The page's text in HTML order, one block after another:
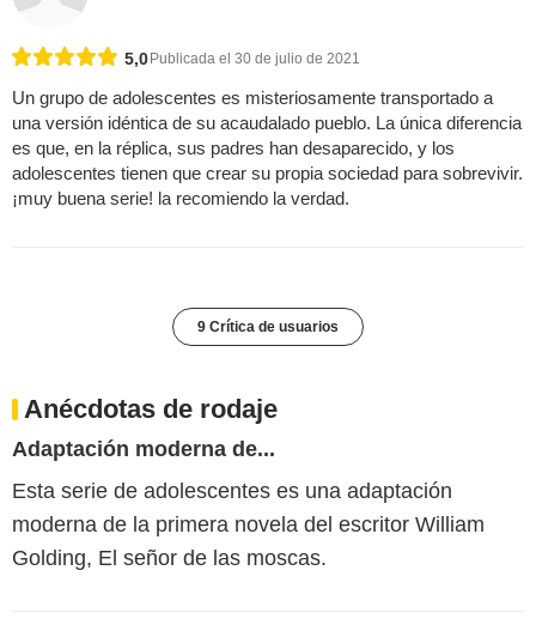
5,0 Publicada el 30 de julio de 2021
Un grupo de adolescentes es misteriosamente transportado a
una versión idéntica de su acaudalado pueblo. La única diferencia
es que, en la réplica, sus padres han desaparecido, y los
adolescentes tienen que crear su propia sociedad para sobrevivir.
¡muy buena serie! la recomiendo la verdad.
9 Crítica de usuarios
Anécdotas de rodaje
Adaptación moderna de...
Esta serie de adolescentes es una adaptación
moderna de la primera novela del escritor William
Golding, El señor de las moscas.